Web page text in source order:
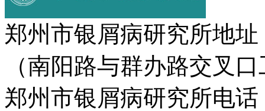
郑州市银屑病研究所地
（南阳路与群办路交叉
郑州市银屑病研究所电话